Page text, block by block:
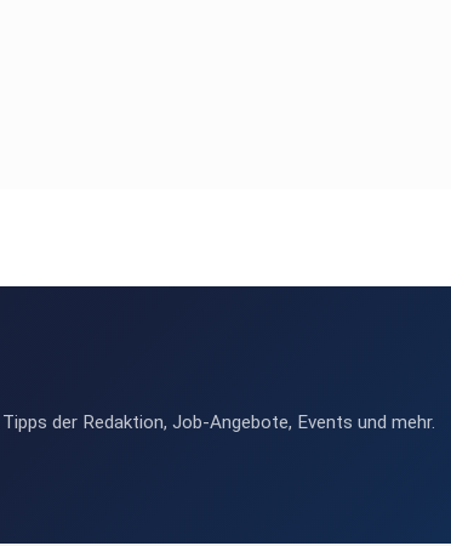
der Redaktion, Job-Angebote, Events und mehr.